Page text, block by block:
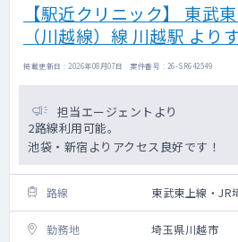
【駅近クリニック】 東武
（川越線）線 川越駅 より
掲載更新日 : 2026年08月07日 案件番号 : 26-SR642549
担当エージェントより
2路線利用可能。
池袋・新宿よりアクセス良好です！
路線 東武東上線・JR
勤務地 埼玉県川越市